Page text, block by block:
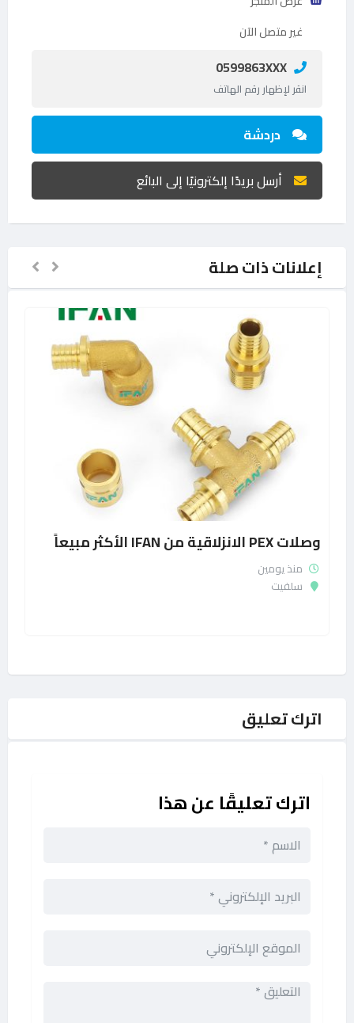
غير متصل الآن
0599863XXX
انقر لإظهار رقم الهاتف
دردشة
أرسل بريدًا إلكترونيًا إلى البائع
إعلانات ذات صلة
وصلات PEX الانزلاقية من IFAN الأكثر مبيعاً
منذ يومين
سلفيت
اترك تعليق
اترك تعليقًا عن هذا